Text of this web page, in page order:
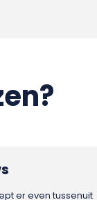
er even tussenuit